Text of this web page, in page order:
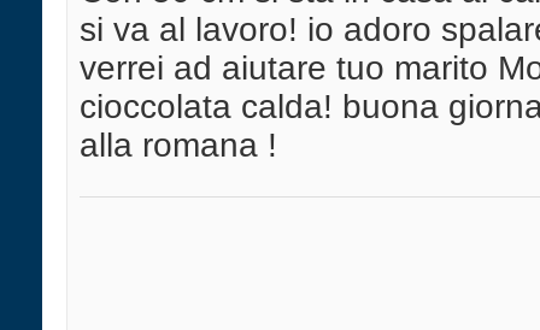
si va al lavoro! io adoro
verrei ad aiutare tuo marito
cioccolata calda! buona
alla romana !